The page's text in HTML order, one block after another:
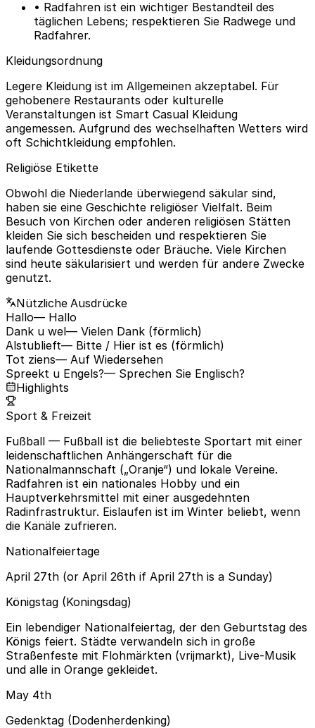
• Radfahren ist ein wichtiger Bestandteil des
täglichen Lebens; respektieren Sie Radwege und
Radfahrer.
Kleidungsordnung
Legere Kleidung ist im Allgemeinen akzeptabel. Für
gehobenere Restaurants oder kulturelle
Veranstaltungen ist Smart Casual Kleidung
angemessen. Aufgrund des wechselhaften Wetters wird
oft Schichtkleidung empfohlen.
Religiöse Etikette
Obwohl die Niederlande überwiegend säkular sind,
haben sie eine Geschichte religiöser Vielfalt. Beim
Besuch von Kirchen oder anderen religiösen Stätten
kleiden Sie sich bescheiden und respektieren Sie
laufende Gottesdienste oder Bräuche. Viele Kirchen
sind heute säkularisiert und werden für andere Zwecke
genutzt.
Nützliche Ausdrücke
Hallo— Hallo
Dank u wel— Vielen Dank (förmlich)
Alstublieft— Bitte / Hier ist es (förmlich)
Tot ziens— Auf Wiedersehen
Spreekt u Engels?— Sprechen Sie Englisch?
Highlights
Sport & Freizeit
Fußball — Fußball ist die beliebteste Sportart mit einer
leidenschaftlichen Anhängerschaft für die
Nationalmannschaft („Oranje“) und lokale Vereine.
Radfahren ist ein nationales Hobby und ein
Hauptverkehrsmittel mit einer ausgedehnten
Radinfrastruktur. Eislaufen ist im Winter beliebt, wenn
die Kanäle zufrieren.
Nationalfeiertage
April 27th (or April 26th if April 27th is a Sunday)
Königstag (Koningsdag)
Ein lebendiger Nationalfeiertag, der den Geburtstag des
Königs feiert. Städte verwandeln sich in große
Straßenfeste mit Flohmärkten (vrijmarkt), Live-Musik
und alle in Orange gekleidet.
May 4th
Gedenktag (Dodenherdenking)